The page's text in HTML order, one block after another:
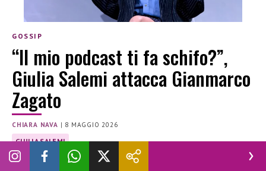
GOSSIP
“Il mio podcast ti fa schifo?”,
Giulia Salemi attacca Gianmarco
Zagato
CHIARA NAVA | 8 MAGGIO 2026
GIULIA SALEMI
Giulia Salemi ha affrontato Gianmarco Zagato. Non è la